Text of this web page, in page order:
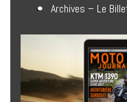
Archives – Le